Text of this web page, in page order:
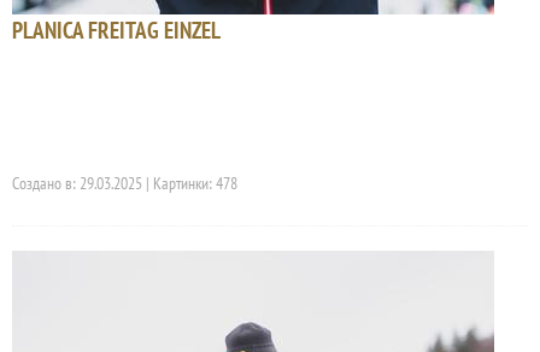
PLANICA FREITAG EINZEL
Создано в: 29.03.2025 | Картинки: 478